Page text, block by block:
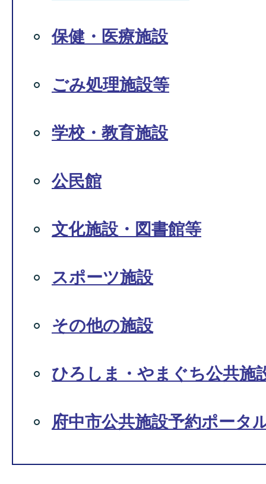
保健・医療施設
ごみ処理施設等
学校・教育施設
公民館
文化施設・図書館等
スポーツ施設
その他の施設
ひろしま・やまぐち公共施
府中市公共施設予約ポータ